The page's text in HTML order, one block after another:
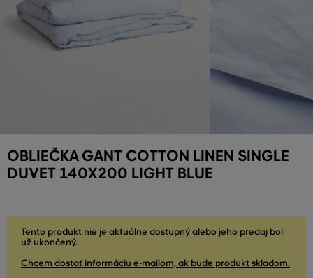
OBLIEČKA GANT COTTON LINEN SINGLE
DUVET 140X200 LIGHT BLUE
Tento produkt nie je aktuálne dostupný alebo jeho predaj bol
už ukončený.
Chcem dostať informáciu e-mailom, ak bude produkt skladom.